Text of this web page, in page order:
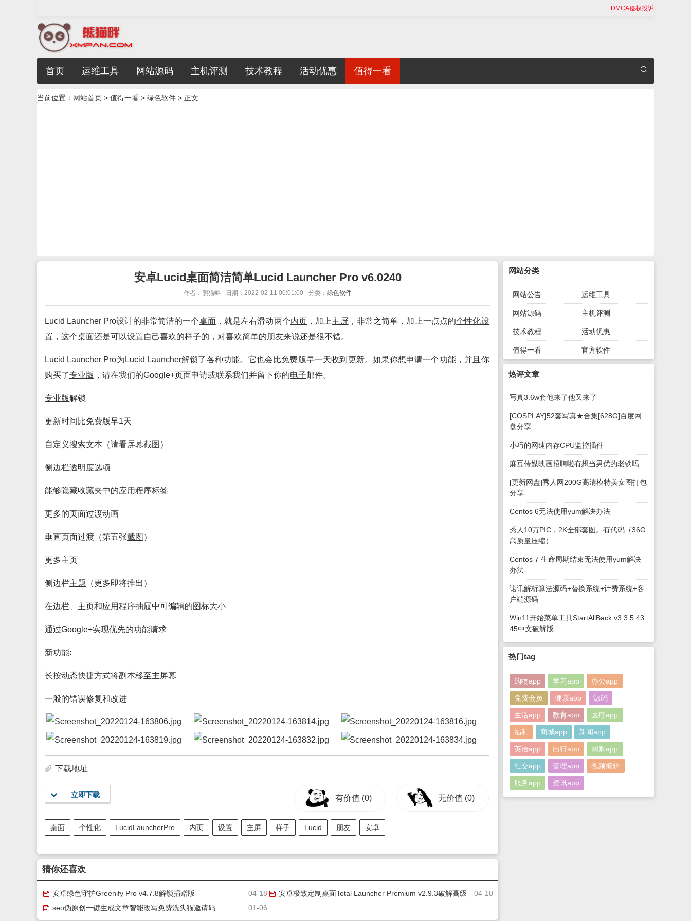
DMCA侵权投诉
首页 运维工具 网站源码 主机评测 技术教程 活动优惠 值得一看
当前位置： 网站首页 > 值得一看 > 绿色软件 > 正文
安卓Lucid桌面简洁简单Lucid Launcher Pro v6.0240
作者：熊猫畔 日期：2022-02-11 00:01:00 分类：绿色软件
Lucid Launcher Pro设计的非常简洁的一个桌面，就是左右滑动两个内页 ，加上主屏，非常之简单，加上一点点的个性化设
置 ，这个桌面还是可以设置自己喜欢的样子的，对喜欢简单的朋友来说还是很不错。
Lucid Launcher Pro为Lucid Launcher解锁了各种功能。它也会比免费版早一天收到更新。如果你想申请一个功能，并且你
购买了专业版 ，请在我们的Google+页面申请或联系我们并留下你的电子邮件。
专业版解锁
更新时间比免费版早1天
自定义搜索文本（请看屏幕截图 ）
侧边栏透明度选项
能够隐藏收藏夹中的应用程序标签
更多的页面过渡动画
垂直页面过渡（第五张截图 ）
更多主页
侧边栏主题 （更多即将推出）
在边栏、主页和应用程序抽屉中可编辑的图标大小
通过Google+实现优先的功能请求
新功能:
长按动态快捷方式将副本移至主屏幕
一般的错误修复和改进
下载地址
立即下载 有价值 (0) 无价值 (0)
桌面 个性化 LucidLauncherPro 内页 设置 主屏 样子 Lucid 朋友 安卓
猜你还喜欢
04-18
安卓绿色守护Greenify Pro v4.7.8解锁捐赠版 04-10
安卓极致定制桌面Total Launcher Premium v2.9.3破解高级
01-06
seo伪原创一键生成文章智能改写免费洗头猫邀请码
网站分类
网站公告 运维工具
网站源码 主机评测
技术教程 活动优惠
值得一看
绿色软件
官方软件
热评文章
写真3.6w套他来了他又来了
[COSPLAY]52套写真★合集[628G]百度网
盘分享
小巧的网速内存CPU监控插件
麻豆传媒映画招聘啦有想当男优的老铁吗
[更新网盘]秀人网200G高清模特美女图打包
分享
Centos 6无法使用yum解决办法
秀人10万PIC，2K全部套图。有代码（36G
高质量压缩）
Centos 7 生命周期结束无法使用yum解决
办法
诺讯解析算法源码+替换系统+计费系统+客
户端源码
Win11开始菜单工具StartAllBack v3.3.5.43
45中文破解版
热门tag
购物app 学习app 办公app
免费会员 健康app 源码
生活app 教育app 医疗app
福利 商城app 新闻app
英语app 出行app 网购app
社交app 管理app 视频编辑
服务app 资讯app